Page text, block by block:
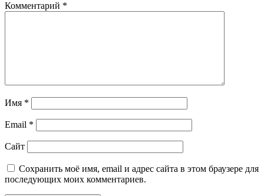
Комментарий *
Имя *
Email *
Сайт
Сохранить моё имя, email и адрес сайта в этом браузере для
последующих моих комментариев.